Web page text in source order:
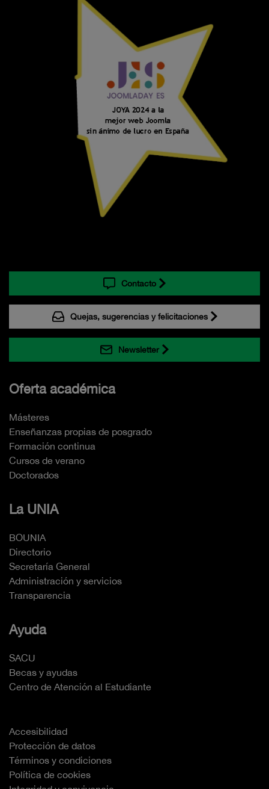
Contacto
Quejas, sugerencias y felicitaciones
Newsletter
Oferta académica
Másteres
Enseñanzas propias de posgrado
Formación continua
Cursos de verano
Doctorados
La UNIA
BOUNIA
Directorio
Secretaría General
Administración y servicios
Transparencia
Ayuda
SACU
Becas y ayudas
Centro de Atención al Estudiante
Accesibilidad
Protección de datos
Términos y condiciones
Política de cookies